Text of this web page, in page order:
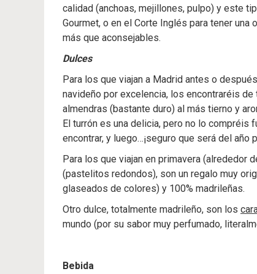
calidad (anchoas, mejillones, pulpo) y este
Gourmet, o en el Corte Inglés para tener
más que aconsejables.
Dulces
Para los que viajan a Madrid antes o
navideño por excelencia, los encontraréis
almendras (bastante duro) al más tierno y
El turrón es una delicia, pero no lo compréis
encontrar, y luego…¡seguro que será del año
Para los que viajan en primavera (alrededor
(pastelitos redondos), son un regalo muy
glaseados de colores) y 100% madrileñas.
Otro dulce, totalmente madrileño, son los
mundo (por su sabor muy perfumado,
Bebida